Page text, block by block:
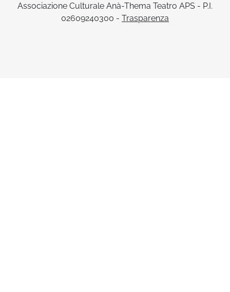
Associazione Culturale Anà-Thema Teatro APS - P.I.
02609240300 - Trasparenza